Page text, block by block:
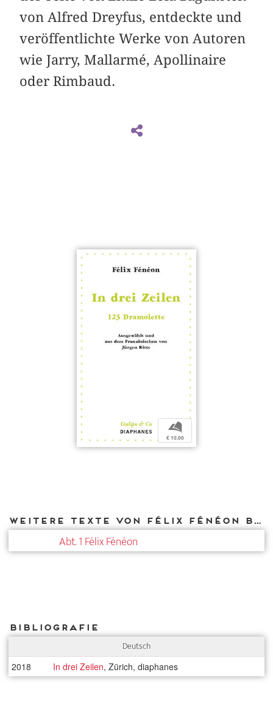
von Alfred Dreyfus, entdeckte und
veröffentlichte Werke von Autoren
wie Jarry, Mallarmé, Apollinaire
oder Rimbaud.
b
€ 10,00
Weitere Texte von Félix Fénéon bei DIAPHANES
Abt. 1 Félix Fénéon
Bibliografie
Deutsch
2018 In drei Zeilen, Zürich, diaphanes